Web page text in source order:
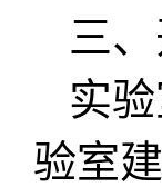
三
实
验室